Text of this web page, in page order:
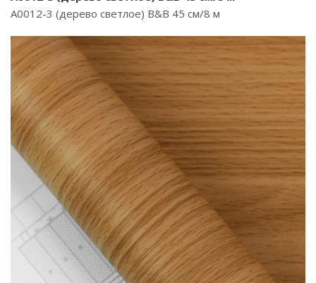
A0012-3 (дерево светлое) B&B 45 см/8 м